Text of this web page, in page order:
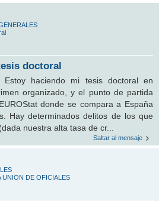
doctoral
haciendo mi tesis doctoral en
organizado, y el punto de partida
donde se compara a España
Hay determinados delitos de los que
nuestra alta tasa de cr...
Saltar al mensaje
UNIÓN DE OFICIALES